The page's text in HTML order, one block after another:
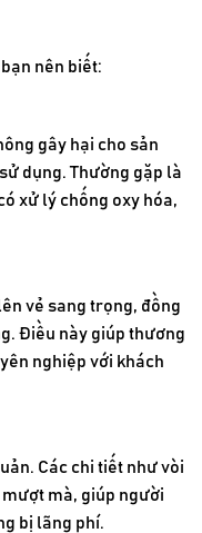
nên biết:
gây hại cho sản
dụng. Thường gặp là
xử lý chống oxy hóa,
vẻ sang trọng, đồng
Điều này giúp thương
nghiệp với khách
Các chi tiết như vòi
mà, giúp người
bị lãng phí.